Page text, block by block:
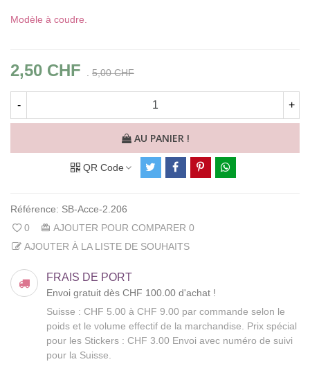
Modèle à coudre.
2,50 CHF 5,00 CHF
- +
AU PANIER !
QR Code
Référence: SB-Acce-2.206
0
AJOUTER POUR COMPARER 0
AJOUTER À LA LISTE DE SOUHAITS
FRAIS DE PORT
Envoi gratuit dès CHF 100.00 d'achat !
Suisse : CHF 5.00 à CHF 9.00 par commande selon le
poids et le volume effectif de la marchandise. Prix spécial
pour les Stickers : CHF 3.00 Envoi avec numéro de suivi
pour la Suisse.